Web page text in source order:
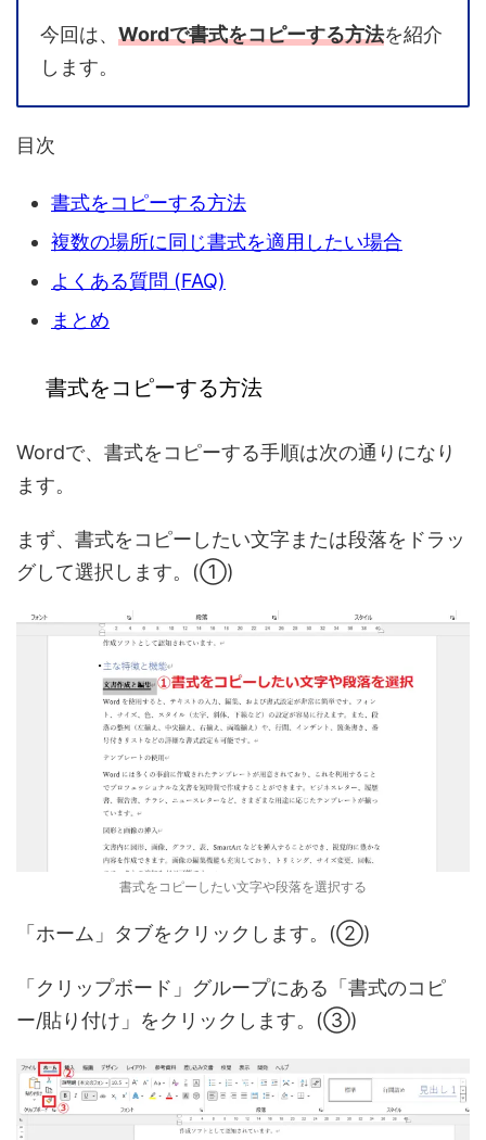
今回は、 Wordで書式をコピーする方法を紹介
します。
目次
書式をコピーする方法
複数の場所に同じ書式を適用したい場合
よくある質問 (FAQ)
まとめ
書式をコピーする方法
Wordで、書式をコピーする手順は次の通りになり
ます。
まず、書式をコピーしたい文字または段落をドラッ
グして選択します。(①)
書式をコピーしたい文字や段落を選択する
「ホーム」タブをクリックします。(②)
「クリップボード」グループにある「書式のコピ
ー/貼り付け」をクリックします。(③)